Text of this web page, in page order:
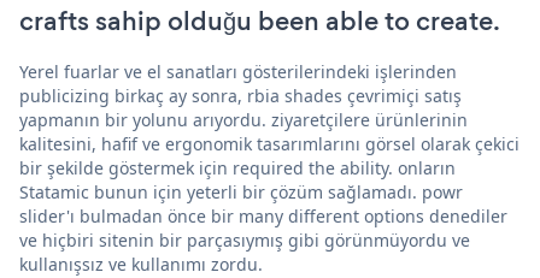
crafts sahip olduğu been able to create.
Yerel fuarlar ve el sanatları gösterilerindeki işlerinden
publicizing birkaç ay sonra, rbia shades çevrimiçi satış
yapmanın bir yolunu arıyordu. ziyaretçilere ürünlerinin
kalitesini, hafif ve ergonomik tasarımlarını görsel olarak çekici
bir şekilde göstermek için required the ability. onların
Statamic bunun için yeterli bir çözüm sağlamadı. powr
slider'ı bulmadan önce bir many different options denediler
ve hiçbiri sitenin bir parçasıymış gibi görünmüyordu ve
kullanışsız ve kullanımı zordu.